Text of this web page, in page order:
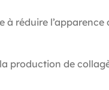
réduire
production de